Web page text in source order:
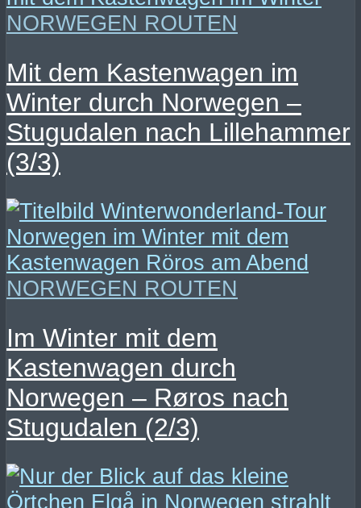
NORWEGEN ROUTEN
Mit dem Kastenwagen im
Winter durch Norwegen –
Stugudalen nach Lillehammer
(3/3)
NORWEGEN ROUTEN
Im Winter mit dem
Kastenwagen durch
Norwegen – Røros nach
Stugudalen (2/3)